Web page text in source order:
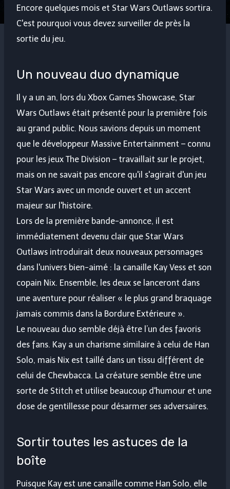
Encore quelques mois et Star Wars Outlaws sortira.
C'est pourquoi vous devez surveiller de près la
sortie du jeu.
Un nouveau duo dynamique
Il y a un an, lors du Xbox Games Showcase, Star
Wars Outlaws était présenté pour la première fois
au grand public. Nous savions depuis un moment
que le développeur Massive Entertainment – ​​connu
pour les jeux The Division – travaillait sur le projet,
mais on ne savait pas encore qu'il s'agirait d'un jeu
Star Wars avec un monde ouvert et un accent
majeur sur l'histoire.
Lors de la première bande-annonce, il est
immédiatement devenu clair que Star Wars
Outlaws introduirait deux nouveaux personnages
dans l'univers bien-aimé : la canaille Kay Vess et son
copain Nix. Ensemble, les deux se lanceront dans
une aventure pour réaliser « le plus grand braquage
jamais commis dans la Bordure Extérieure ».
Le nouveau duo semble déjà être l’un des favoris
des fans. Kay a un charisme similaire à celui de Han
Solo, mais Nix est taillé dans un tissu différent de
celui de Chewbacca. La créature semble être une
sorte de Stitch et utilise beaucoup d'humour et une
dose de gentillesse pour désarmer ses adversaires.
Sortir toutes les astuces de la
boîte
Puisque Kay est une canaille comme Han Solo, elle